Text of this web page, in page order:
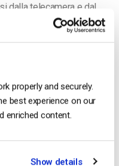
properly and securely.
best experience on our
enriched content.
Show details
dalla telecamera e dal
Questo protocollo
e una maggiore